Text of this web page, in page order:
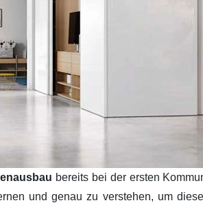
bereits bei der ersten
und genau zu verstehen, um